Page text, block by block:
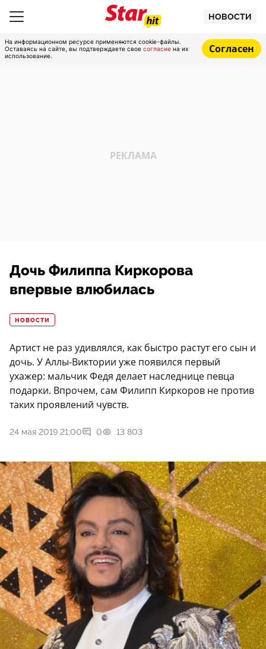
НОВОСТИ
На информационном ресурсе применяются cookie-файлы.
Оставаясь на сайте, вы подтверждаете свое согласие на их
использование.
Согласен
Дочь Филиппа Киркорова
впервые влюбилась
НОВОСТИ
Артист не раз удивлялся, как быстро растут его сын и
дочь. У Аллы-Виктории уже появился первый
ухажер: мальчик Федя делает наследнице певца
подарки. Впрочем, сам Филипп Киркоров не против
таких проявлений чувств.
24 мая 2019 21:00 0 13 803